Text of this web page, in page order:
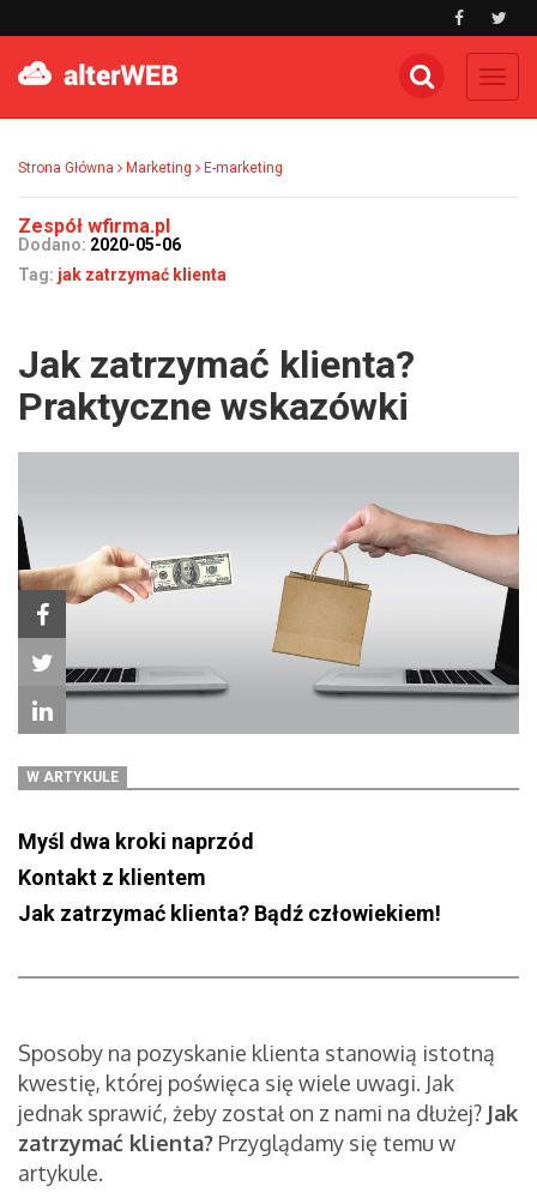
Strona Główna Marketing E-marketing
Zespół wfirma.pl
Dodano: 2020-05-06
Tag: jak zatrzymać klienta
Jak zatrzymać klienta?
Praktyczne wskazówki
W ARTYKULE
Myśl dwa kroki naprzód
Kontakt z klientem
Jak zatrzymać klienta? Bądź człowiekiem!
Sposoby na pozyskanie klienta stanowią istotną
kwestię, której poświęca się wiele uwagi. Jak
jednak sprawić, żeby został on z nami na dłużej? Jak
zatrzymać klienta? Przyglądamy się temu w
artykule.